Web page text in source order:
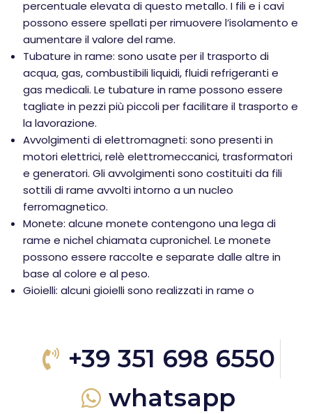
percentuale elevata di questo metallo. I fili e i cavi
possono essere spellati per rimuovere l’isolamento e
aumentare il valore del rame.
Tubature in rame: sono usate per il trasporto di
acqua, gas, combustibili liquidi, fluidi refrigeranti e
gas medicali. Le tubature in rame possono essere
tagliate in pezzi più piccoli per facilitare il trasporto e
la lavorazione.
Avvolgimenti di elettromagneti: sono presenti in
motori elettrici, relè elettromeccanici, trasformatori
e generatori. Gli avvolgimenti sono costituiti da fili
sottili di rame avvolti intorno a un nucleo
ferromagnetico.
Monete: alcune monete contengono una lega di
rame e nichel chiamata cupronichel. Le monete
possono essere raccolte e separate dalle altre in
base al colore e al peso.
Gioielli: alcuni gioielli sono realizzati in rame o
+39 351 698 6550
whatsapp